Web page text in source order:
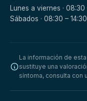
Lunes a viernes · 08:30
Sábados · 08:30 – 14:30
La información de
sustituye una
síntoma, consulta con